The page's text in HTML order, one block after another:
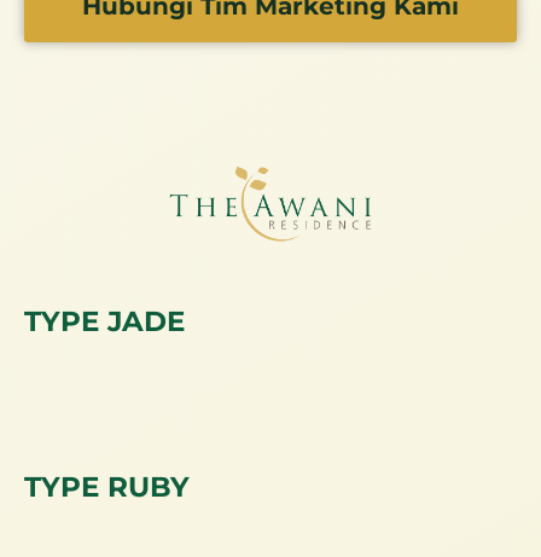
Hubungi Tim Marketing Kami
TYPE JADE
TYPE RUBY